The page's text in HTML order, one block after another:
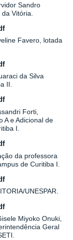
Sandro
Vitória.
Favero, lotada
da Silva
II.
Forti,
A e Adicional de
I.
da professora
de Curitiba I.
UNESPAR.
Miyoko Onuki,
Geral